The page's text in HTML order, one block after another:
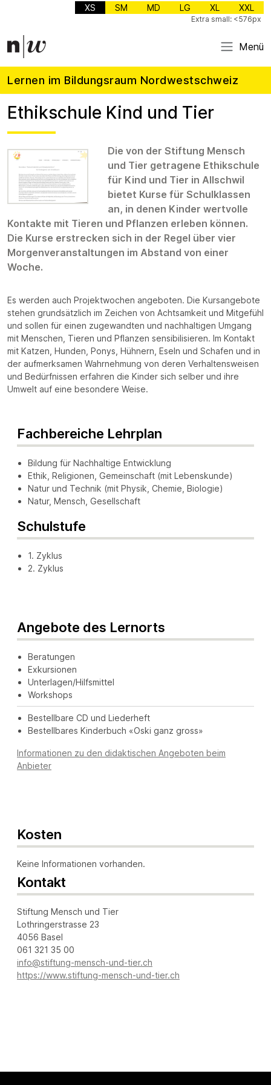
XS SM MD LG XL XXL
Extra small: <576px
Menü
Lernen im Bildungsraum Nordwestschweiz
Ethikschule Kind und Tier
Die von der Stiftung Mensch
und Tier getragene Ethikschule
für Kind und Tier in Allschwil
bietet Kurse für Schulklassen
an, in denen Kinder wertvolle
Kontakte mit Tieren und Pflanzen erleben können.
Die Kurse erstrecken sich in der Regel über vier
Morgenveranstaltungen im Abstand von einer
Woche.
Es werden auch Projektwochen angeboten. Die Kursangebote
stehen grundsätzlich im Zeichen von Achtsamkeit und Mitgefühl
und sollen für einen zugewandten und nachhaltigen Umgang
mit Menschen, Tieren und Pflanzen sensibilisieren. Im Kontakt
mit Katzen, Hunden, Ponys, Hühnern, Eseln und Schafen und in
der aufmerksamen Wahrnehmung von deren Verhaltensweisen
und Bedürfnissen erfahren die Kinder sich selber und ihre
Umwelt auf eine besondere Weise.
Fachbereiche Lehrplan
Bildung für Nachhaltige Entwicklung
Ethik, Religionen, Gemeinschaft (mit Lebenskunde)
Natur und Technik (mit Physik, Chemie, Biologie)
Natur, Mensch, Gesellschaft
Schulstufe
1. Zyklus
2. Zyklus
Angebote des Lernorts
Beratungen
Exkursionen
Unterlagen/Hilfsmittel
Workshops
Bestellbare CD und Liederheft
Bestellbares Kinderbuch «Oski ganz gross»
Informationen zu den didaktischen Angeboten beim
Anbieter
Kosten
Keine Informationen vorhanden.
Kontakt
Stiftung Mensch und Tier
Lothringerstrasse 23
4056 Basel
061 321 35 00
info@stiftung-mensch-und-tier.ch
https://www.stiftung-mensch-und-tier.ch